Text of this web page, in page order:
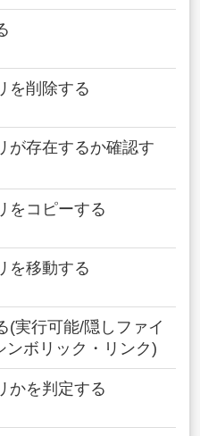
を削除する
が存在するか確認す
をコピーする
を移動する
(実行可能/隠しファイ
ンボリック・リンク)
かを判定する